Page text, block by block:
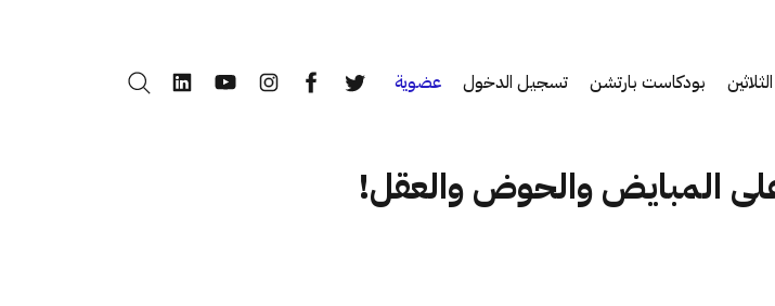
بودكاست بارتشن تسجيل الدخول عضوية
على المبايض والحوض والعقل!